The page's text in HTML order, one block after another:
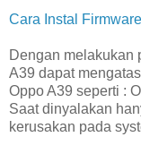
Cara Instal
Dengan melakukan
A39 dapat
Oppo A39 seperti :
Saat dinyalakan
kerusakan pada